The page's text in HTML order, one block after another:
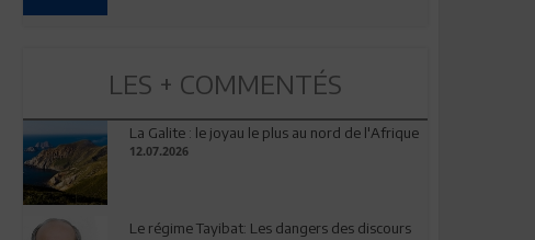
LES + COMMENTÉS
La Galite : le joyau le plus au nord de l'Afrique
12.07.2026
Le régime Tayibat: Les dangers des discours